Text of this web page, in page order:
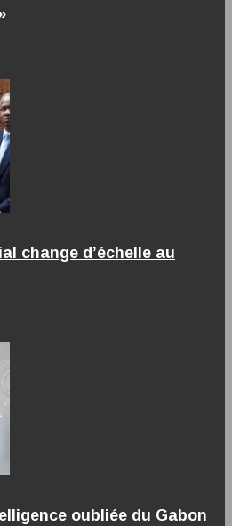
change d’échelle au
oubliée du Gabon